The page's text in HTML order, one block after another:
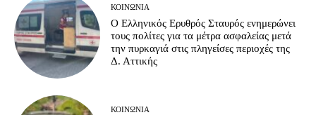
ΚΟΙΝΩΝΊΑ
Ο Ελληνικός Ερυθρός Σταυρός ενημερώνει
τους πολίτες για τα μέτρα ασφαλείας μετά
την πυρκαγιά στις πληγείσες περιοχές της
Δ. Αττικής
ΚΟΙΝΩΝΊΑ